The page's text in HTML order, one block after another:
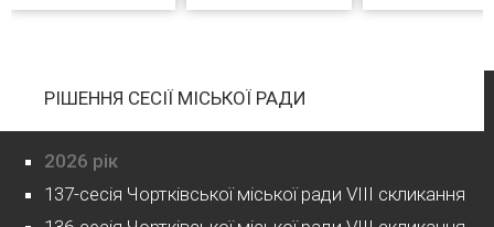
РІШЕННЯ СЕСІЇ МІСЬКОЇ РАДИ
2026 рік
137-сесія Чортківської міської ради VIII скликання